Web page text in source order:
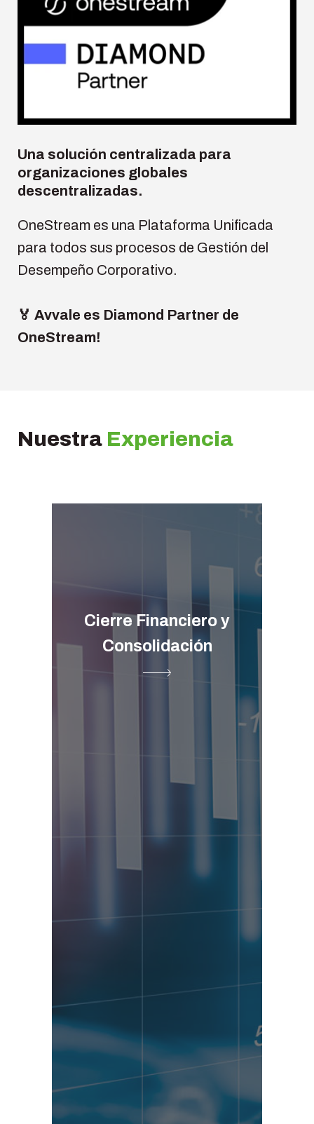
Una solución centralizada para
organizaciones globales
descentralizadas.
OneStream es una Plataforma Unificada
para todos sus procesos de Gestión del
Desempeño Corporativo.
🏅 Avvale es Diamond Partner de
OneStream!
Nuestra Experiencia
Cierre Financiero y
Consolidación